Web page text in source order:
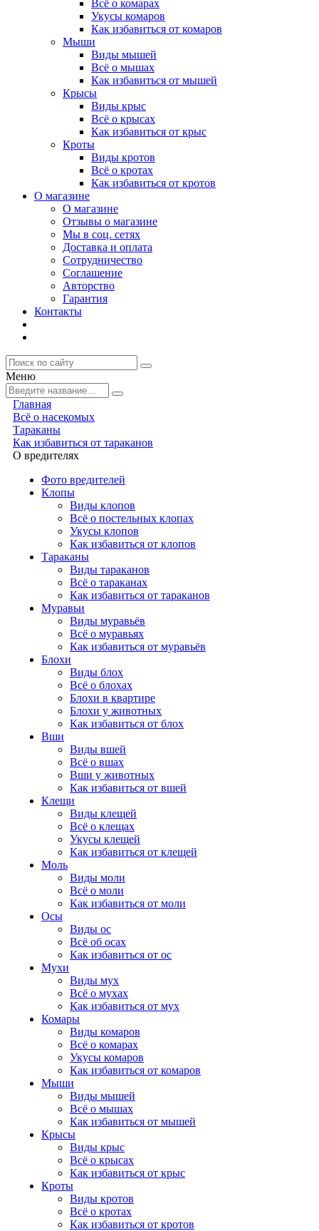
Всё о комарах
Укусы комаров
Как избавиться от комаров
Мыши
Виды мышей
Всё о мышах
Как избавиться от мышей
Крысы
Виды крыс
Всё о крысах
Как избавиться от крыс
Кроты
Виды кротов
Всё о кротах
Как избавиться от кротов
О магазине
О магазине
Отзывы о магазине
Мы в соц. сетях
Доставка и оплата
Сотрудничество
Соглашение
Авторство
Гарантия
Контакты
Меню
Главная
Всё о насекомых
Тараканы
Как избавиться от тараканов
О вредителях
Фото вредителей
Клопы
Виды клопов
Всё о постельных клопах
Укусы клопов
Как избавиться от клопов
Тараканы
Виды тараканов
Всё о тараканах
Как избавиться от тараканов
Муравьи
Виды муравьёв
Всё о муравьях
Как избавиться от муравьёв
Блохи
Виды блох
Всё о блохах
Блохи в квартире
Блохи у животных
Как избавиться от блох
Вши
Виды вшей
Всё о вшах
Вши у животных
Как избавиться от вшей
Клещи
Виды клещей
Всё о клещах
Укусы клещей
Как избавиться от клещей
Моль
Виды моли
Всё о моли
Как избавиться от моли
Осы
Виды ос
Всё об осах
Как избавиться от ос
Мухи
Виды мух
Всё о мухах
Как избавиться от мух
Комары
Виды комаров
Всё о комарах
Укусы комаров
Как избавиться от комаров
Мыши
Виды мышей
Всё о мышах
Как избавиться от мышей
Крысы
Виды крыс
Всё о крысах
Как избавиться от крыс
Кроты
Виды кротов
Всё о кротах
Как избавиться от кротов